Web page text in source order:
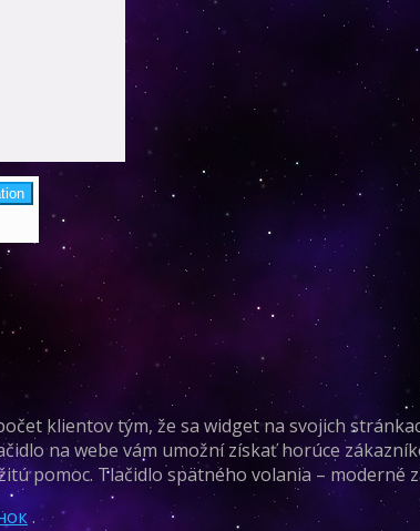
klientov tým, že sa widget na svojich
na webe vám umožní získať horúce
pomoc. Tlačidlo spätného volania – moderné
.